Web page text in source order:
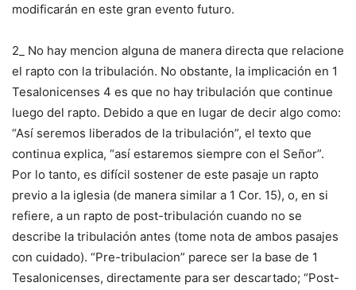
modificarán en este gran evento futuro.
2_ No hay mencion alguna de manera directa que relacione
el rapto con la tribulación. No obstante, la implicación en 1
Tesalonicenses 4 es que no hay tribulación que continue
luego del rapto. Debido a que en lugar de decir algo como:
“Así seremos liberados de la tribulación”, el texto que
continua explica, “así estaremos siempre con el Señor”.
Por lo tanto, es difícil sostener de este pasaje un rapto
previo a la iglesia (de manera similar a 1 Cor. 15), o, en si
refiere, a un rapto de post-tribulación cuando no se
describe la tribulación antes (tome nota de ambos pasajes
con cuidado). “Pre-tribulacion” parece ser la base de 1
Tesalonicenses, directamente para ser descartado; “Post-